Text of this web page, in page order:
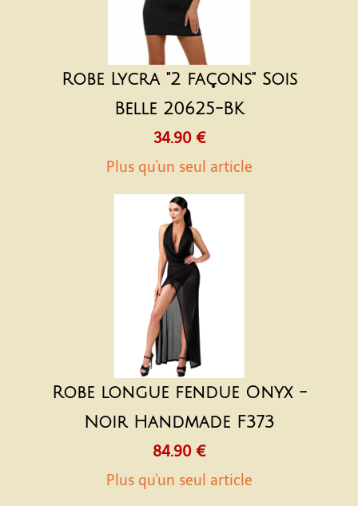
Robe Lycra "2 façons" Sois
Belle 20625-BK
34.90 €
Plus qu'un seul article
Robe longue fendue Onyx -
Noir Handmade F373
84.90 €
Plus qu'un seul article